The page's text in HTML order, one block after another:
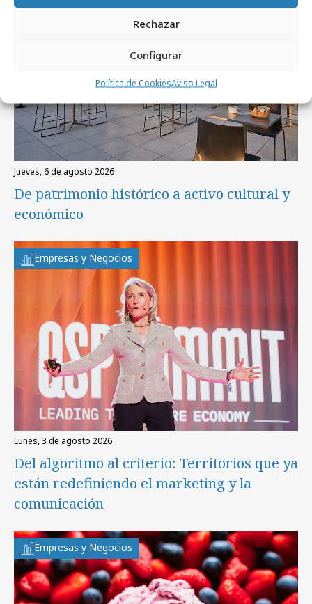
Rechazar
Configurar
Política de CookiesAviso Legal
jueves, 6 de agosto 2026
De patrimonio histórico a activo cultural y
económico
Empresas y Negocios
lunes, 3 de agosto 2026
Del algoritmo al criterio: Territorios que ya
están redefiniendo el marketing y la
comunicación
Empresas y Negocios